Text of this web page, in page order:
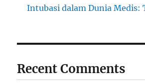
Intubasi dalam Dunia Medis:
Recent Comments